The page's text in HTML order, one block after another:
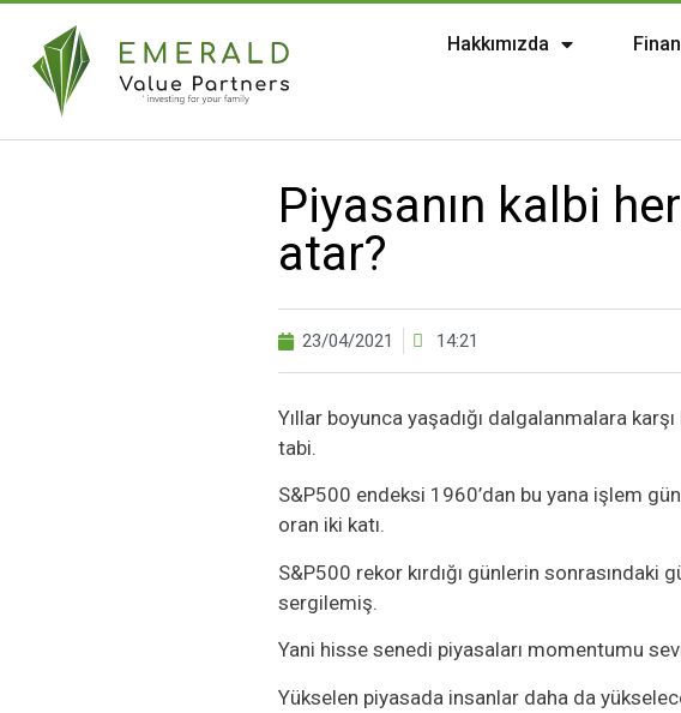
Hakkımızda
Piyasanın kalbi
atar?
23/04/2021 14:21
Yıllar boyunca yaşadığı dalgalanmalara
tabi.
S&P500 endeksi 1960’dan bu yana işlem
oran iki katı.
S&P500 rekor kırdığı günlerin
sergilemiş.
Yani hisse senedi piyasaları momentumu
Yükselen piyasada insanlar daha da